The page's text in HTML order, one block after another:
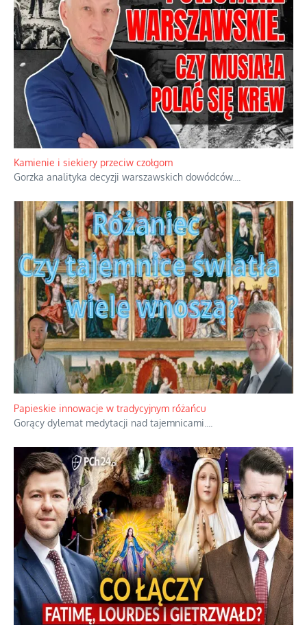
Familijny spór o biskupie sakry
Rodzinna polemika wokół sakr w Écône.
Kamienie i siekiery przeciw czołgom
Gorzka analityka decyzji warszawskich dowódców.